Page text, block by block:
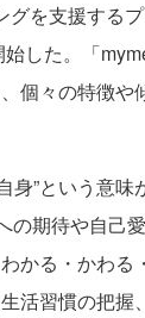
を支援する
した。「
個々の特徴や
”という意
の期待や自己
かる・かわる
活習慣の把握